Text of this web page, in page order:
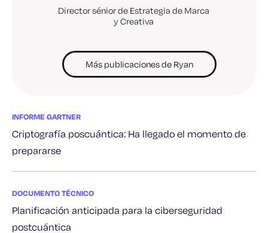
Director sénior de Estrategia de Marca
y Creativa
Más publicaciones de Ryan
INFORME GARTNER
Criptografía poscuántica: Ha llegado el momento de
prepararse
DOCUMENTO TÉCNICO
Planificación anticipada para la ciberseguridad
postcuántica